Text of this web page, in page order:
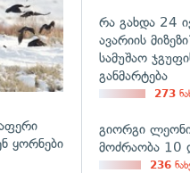
ყორნები
რა გახდა 24
ავარიის
სამუშაო
განმარტება
273
გიორგი
მოძრაობა 10
236